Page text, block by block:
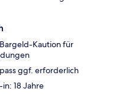
Kaution für
ggf. erforderlich
18 Jahre